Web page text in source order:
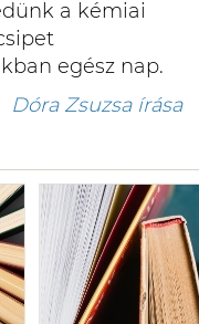
a kémiai
egész nap.
Dóra Zsuzsa írása